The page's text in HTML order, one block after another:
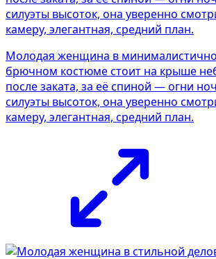
Молодая женщина в
брючном костюме стоит на крыше
после заката, за её спиной — огни
силуэты высоток, она уверенно
камеру, элегантная, средний план.